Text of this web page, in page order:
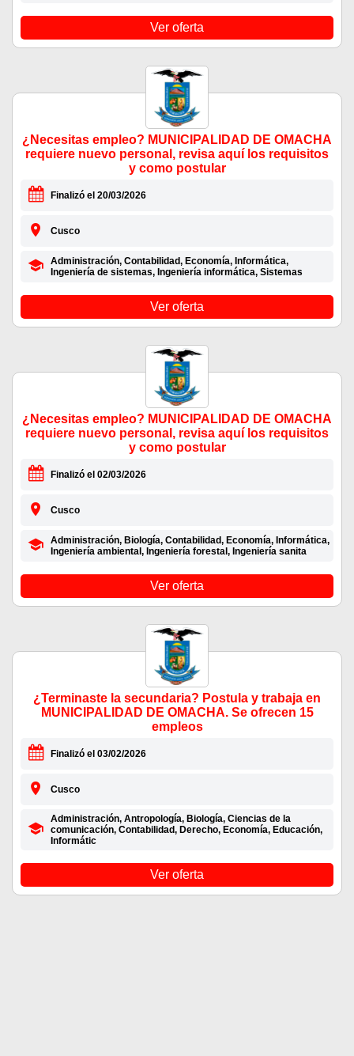
Ver oferta
¿Necesitas empleo? MUNICIPALIDAD DE OMACHA
requiere nuevo personal, revisa aquí los requisitos
y como postular
Finalizó el 20/03/2026
Cusco
Administración, Contabilidad, Economía, Informática,
Ingeniería de sistemas, Ingeniería informática, Sistemas
Ver oferta
¿Necesitas empleo? MUNICIPALIDAD DE OMACHA
requiere nuevo personal, revisa aquí los requisitos
y como postular
Finalizó el 02/03/2026
Cusco
Administración, Biología, Contabilidad, Economía, Informática,
Ingeniería ambiental, Ingeniería forestal, Ingeniería sanita
Ver oferta
¿Terminaste la secundaria? Postula y trabaja en
MUNICIPALIDAD DE OMACHA. Se ofrecen 15
empleos
Finalizó el 03/02/2026
Cusco
Administración, Antropología, Biología, Ciencias de la
comunicación, Contabilidad, Derecho, Economía, Educación,
Informátic
Ver oferta